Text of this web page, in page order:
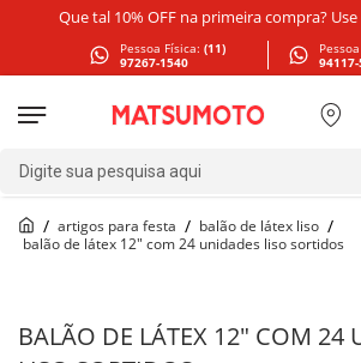
Que tal 10% OFF na primeira compra?
Pessoa Física: (11)
97267-1540
Digite sua pesquisa aqui
artigos para festa
balão de látex liso
balão de látex 12" com 24 unidades liso sortidos
BALÃO DE LÁTEX 12" COM 24